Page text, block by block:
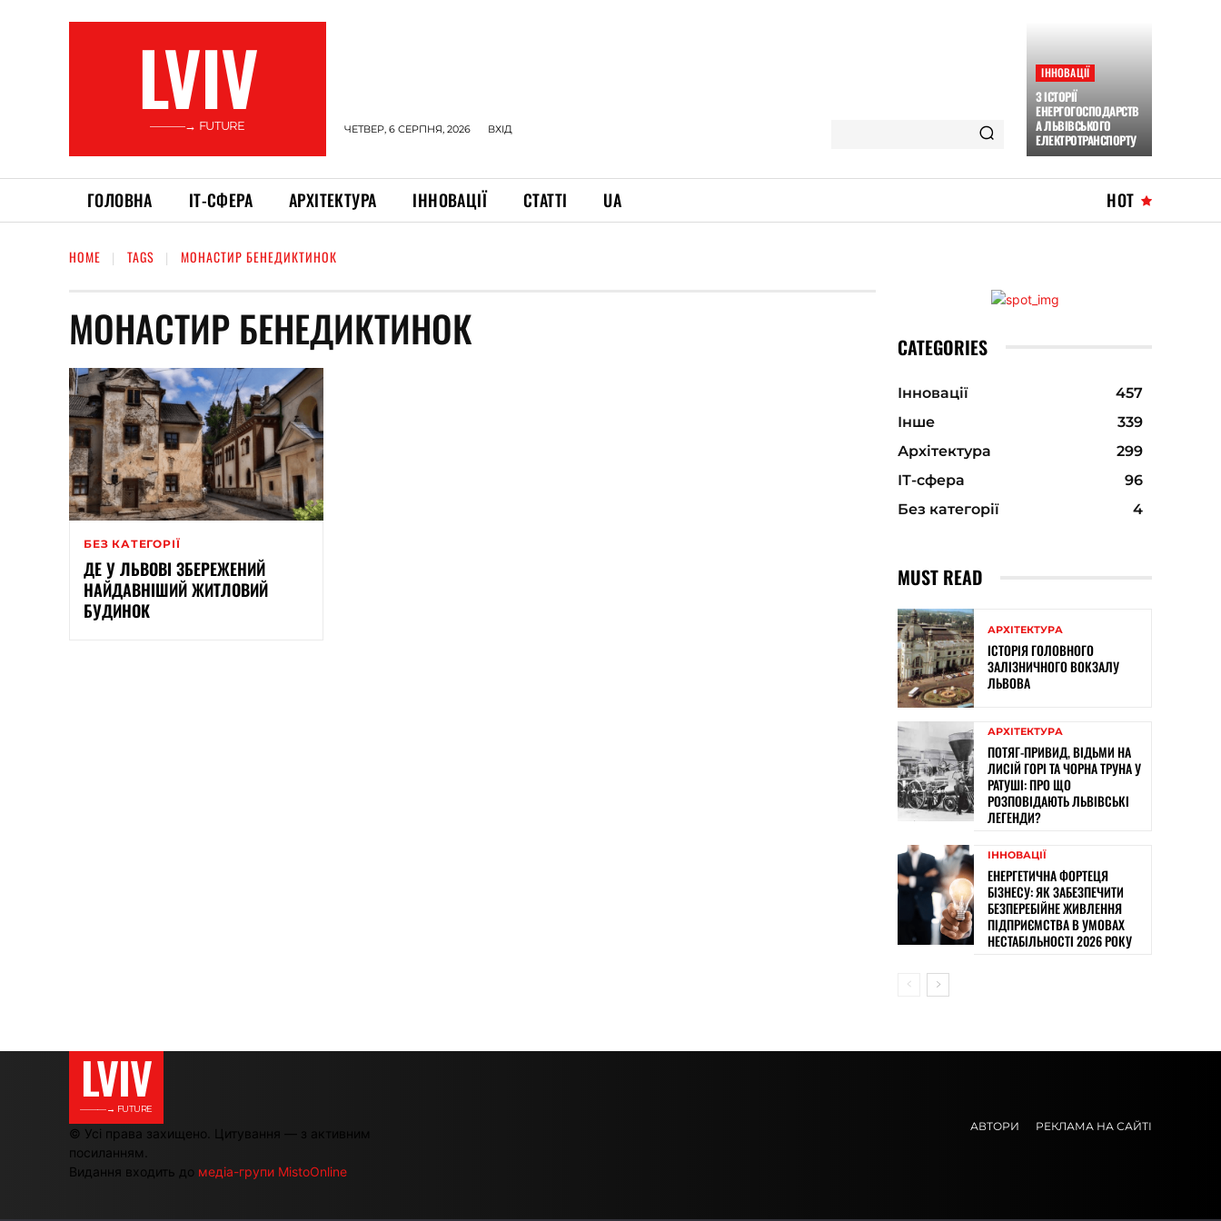
LVIV
———→ FUTURE ЧЕТВЕР, 6 СЕРПНЯ, 2026 ВХІД
ІННОВАЦІЇ
З ІСТОРІЇ
ЕНЕРГОГОСПОДАРСТВ
А ЛЬВІВСЬКОГО
ЕЛЕКТРОТРАНСПОРТУ
ГОЛОВНА ІТ-СФЕРА АРХІТЕКТУРА ІННОВАЦІЇ СТАТТІ UA HOT
HOME TAGS МОНАСТИР БЕНЕДИКТИНОК
МОНАСТИР БЕНЕДИКТИНОК
БЕЗ КАТЕГОРІЇ
ДЕ У ЛЬВОВІ ЗБЕРЕЖЕНИЙ
НАЙДАВНІШИЙ ЖИТЛОВИЙ
БУДИНОК
CATEGORIES
Інновації
457
Інше
339
Архітектура
299
ІТ-сфера
96
Без категорії
4
MUST READ
АРХІТЕКТУРА
ІСТОРІЯ ГОЛОВНОГО
ЗАЛІЗНИЧНОГО ВОКЗАЛУ
ЛЬВОВА
АРХІТЕКТУРА
ПОТЯГ-ПРИВИД, ВІДЬМИ НА
ЛИСІЙ ГОРІ ТА ЧОРНА ТРУНА У
РАТУШІ: ПРО ЩО
РОЗПОВІДАЮТЬ ЛЬВІВСЬКІ
ЛЕГЕНДИ?
ІННОВАЦІЇ
ЕНЕРГЕТИЧНА ФОРТЕЦЯ
БІЗНЕСУ: ЯК ЗАБЕЗПЕЧИТИ
БЕЗПЕРЕБІЙНЕ ЖИВЛЕННЯ
ПІДПРИЄМСТВА В УМОВАХ
НЕСТАБІЛЬНОСТІ 2026 РОКУ
LVIV
———→ FUTURE
© Усі права захищено. Цитування — з активним
посиланням.
Видання входить до медіа-групи MistoOnline
АВТОРИ РЕКЛАМА НА САЙТІ